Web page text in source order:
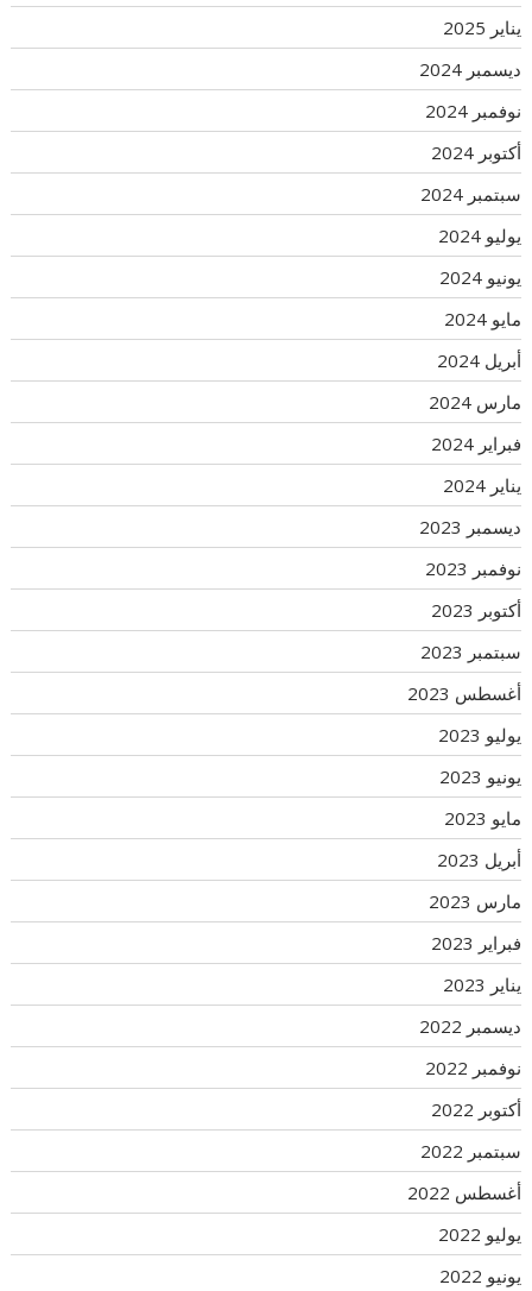
يناير 2025
ديسمبر 2024
نوفمبر 2024
أكتوبر 2024
سبتمبر 2024
يوليو 2024
يونيو 2024
مايو 2024
أبريل 2024
مارس 2024
فبراير 2024
يناير 2024
ديسمبر 2023
نوفمبر 2023
أكتوبر 2023
سبتمبر 2023
أغسطس 2023
يوليو 2023
يونيو 2023
مايو 2023
أبريل 2023
مارس 2023
فبراير 2023
يناير 2023
ديسمبر 2022
نوفمبر 2022
أكتوبر 2022
سبتمبر 2022
أغسطس 2022
يوليو 2022
يونيو 2022